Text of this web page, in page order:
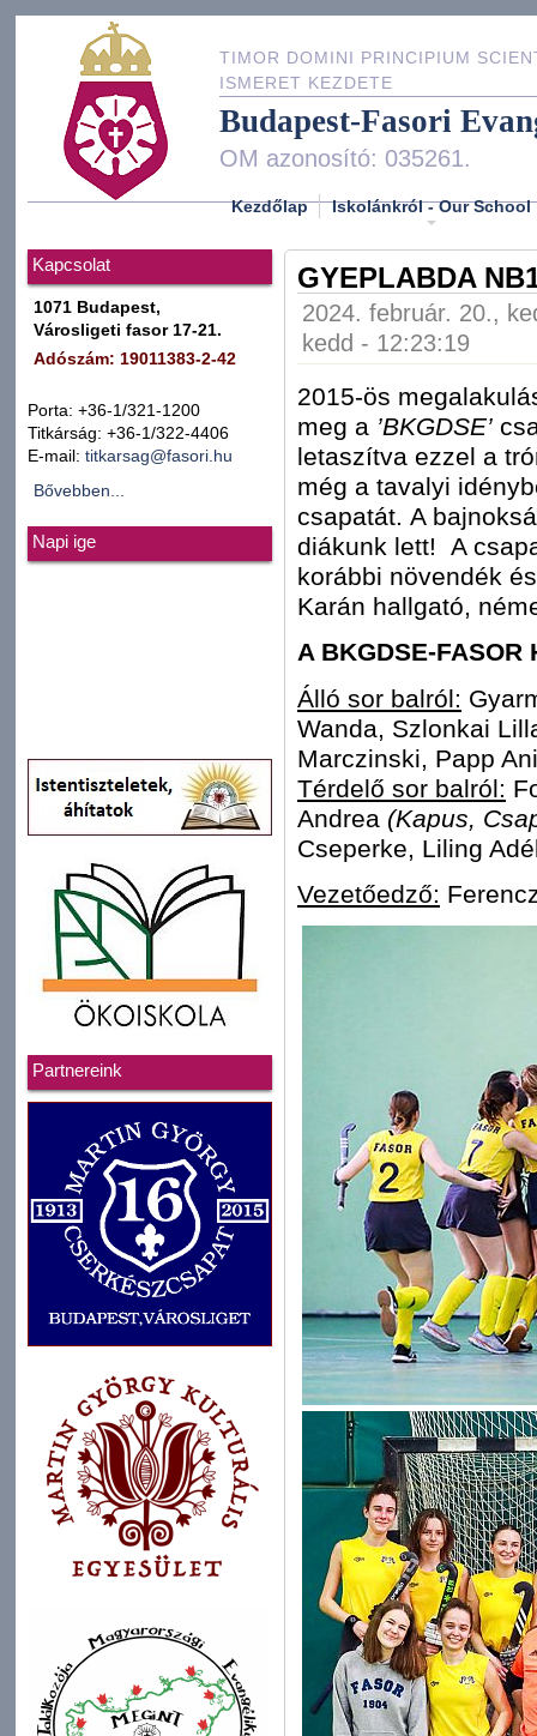
TIMOR DOMINI PRINCIPIUM
ISMERET KEZDETE
Budapest-Fasori
OM azonosító: 035261.
Kezdőlap Iskolánkról - Our School
Kapcsolat
1071 Budapest,
Városligeti fasor 17-21.
Adószám: 19011383-2-42
Porta: +36-1/321-1200
Titkárság: +36-1/322-4406
E-mail: titkarsag@fasori.hu
Bővebben...
Napi ige
Partnereink
GYEPLABDA
2024. február. 20.,
kedd - 12:23:19
2015-ös
meg a ’BKGDSE’
letaszítva ezzel a
még a tavalyi
csapatát. A
diákunk lett! A
korábbi növendék
Karán hallgató,
A BKGDSE-
Álló sor balról:
Wanda, Szlonkai
Marczinski, Papp
Térdelő sor balról:
Andrea (Kapus,
Cseperke, Liling
Vezetőedző: